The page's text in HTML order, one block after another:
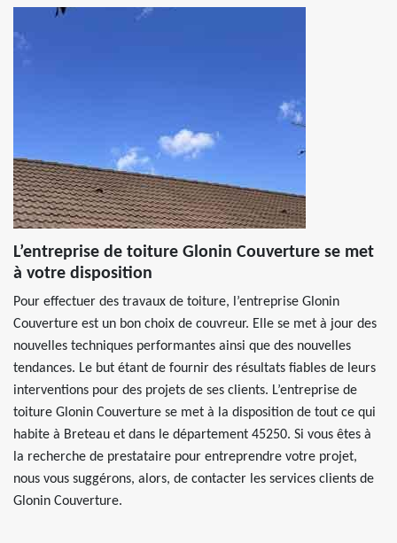
L’entreprise de toiture Glonin Couverture se met
à votre disposition
Pour effectuer des travaux de toiture, l’entreprise Glonin
Couverture est un bon choix de couvreur. Elle se met à jour des
nouvelles techniques performantes ainsi que des nouvelles
tendances. Le but étant de fournir des résultats fiables de leurs
interventions pour des projets de ses clients. L’entreprise de
toiture Glonin Couverture se met à la disposition de tout ce qui
habite à Breteau et dans le département 45250. Si vous êtes à
la recherche de prestataire pour entreprendre votre projet,
nous vous suggérons, alors, de contacter les services clients de
Glonin Couverture.